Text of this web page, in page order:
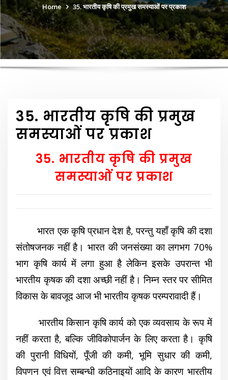
Home 35. भारतीय कृषि की प्रमुख समस्याओं पर प्रकाश
35. भारतीय कृषि की प्रमुख
समस्याओं पर प्रकाश
35. भारतीय कृषि की प्रमुख
समस्याओं पर प्रकाश
भारत एक कृषि प्रधान देश है, परन्तु यहाँ कृषि की दशा
संतोषजनक नहीं है। भारत की जनसंख्या का लगभग 70%
भाग कृषि कार्य में लगा हुआ है लेकिन इसके उपरान्त भी
भारतीय कृषक की दशा अच्छी नहीं है। निम्न स्तर पर सीमित
विकास के बावजूद आज भी भारतीय कृषक परम्परावादी हैं।
भारतीय किसान कृषि कार्य को एक व्यवसाय के रूप में
नहीं करता है, बल्कि जीविकोपार्जन के लिए करता है। कृषि
की पुरानी विधियों, पूँजी की कमी, भूमि सुधार की कमी,
विपणन एवं वित्त सम्बन्धी कठिनाइयों आदि के कारण भारतीय